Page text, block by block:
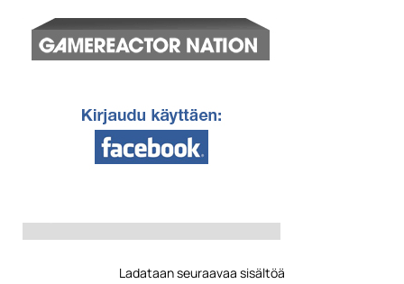
Ladataan seuraavaa sisältöä